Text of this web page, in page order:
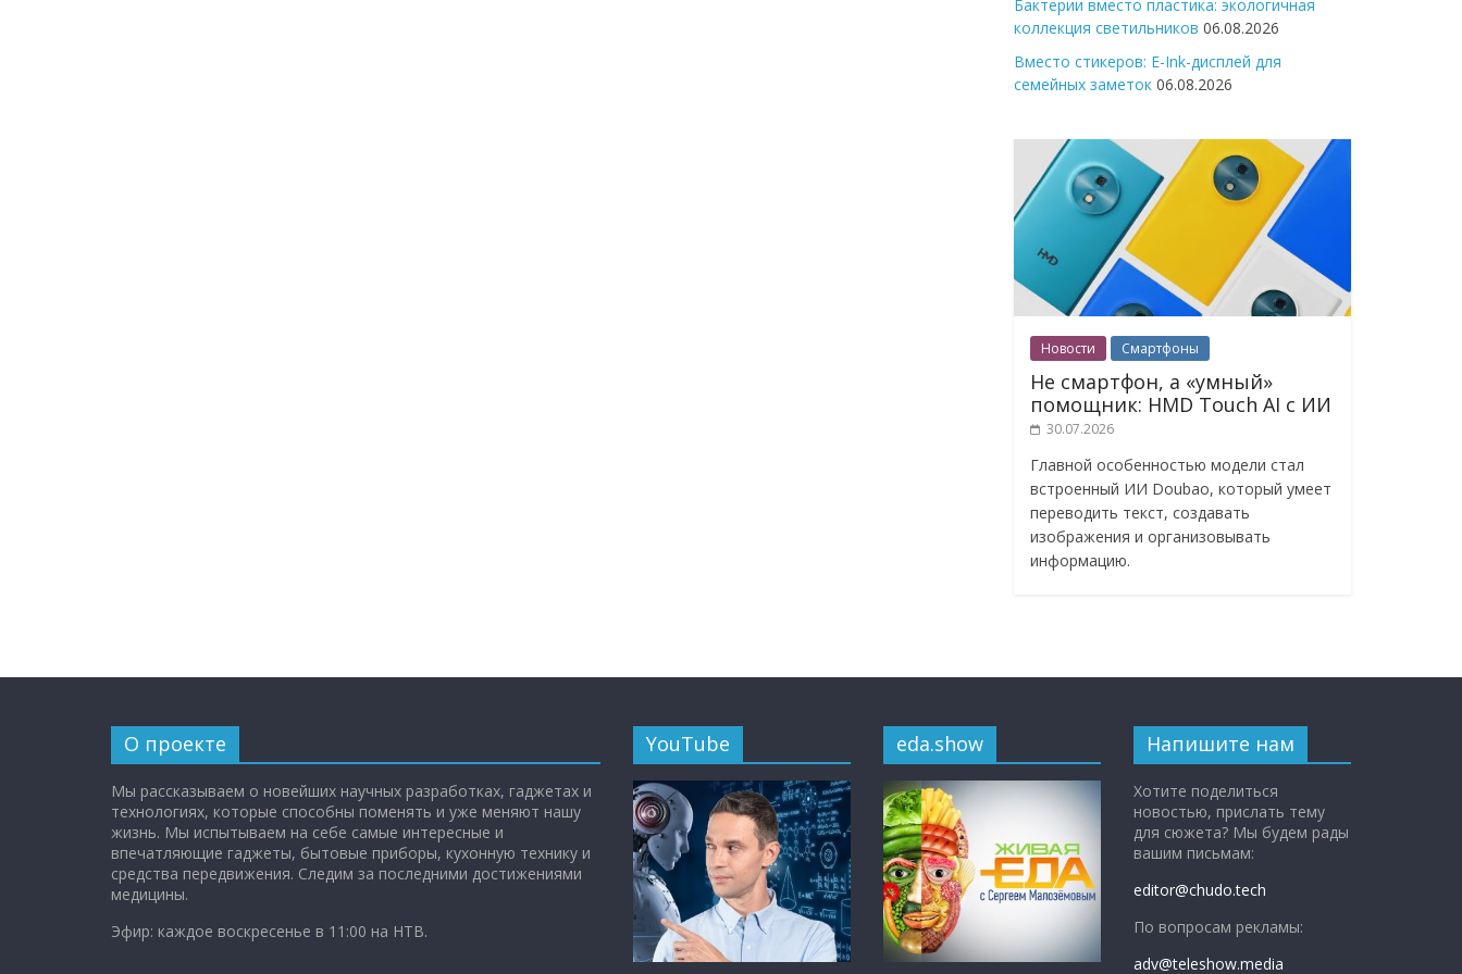
Бактерии вместо пластика: экологичная
коллекция светильников 06.08.2026
Вместо стикеров: E-Ink-дисплей для
семейных заметок 06.08.2026
Новости Смартфоны
Не смартфон, а «умный»
помощник: HMD Touch AI с ИИ
30.07.2026
Главной особенностью модели стал
встроенный ИИ Doubao, который умеет
переводить текст, создавать
изображения и организовывать
информацию.
О проекте
Мы рассказываем о новейших научных разработках, гаджетах и
технологиях, которые способны поменять и уже меняют нашу
жизнь. Мы испытываем на себе самые интересные и
впечатляющие гаджеты, бытовые приборы, кухонную технику и
средства передвижения. Следим за последними достижениями
медицины.
Эфир: каждое воскресенье в 11:00 на НТВ.
YouTube eda.show Напишите нам
Хотите поделиться
новостью, прислать тему
для сюжета? Мы будем рады
вашим письмам:
editor@chudo.tech
По вопросам рекламы:
adv@teleshow.media